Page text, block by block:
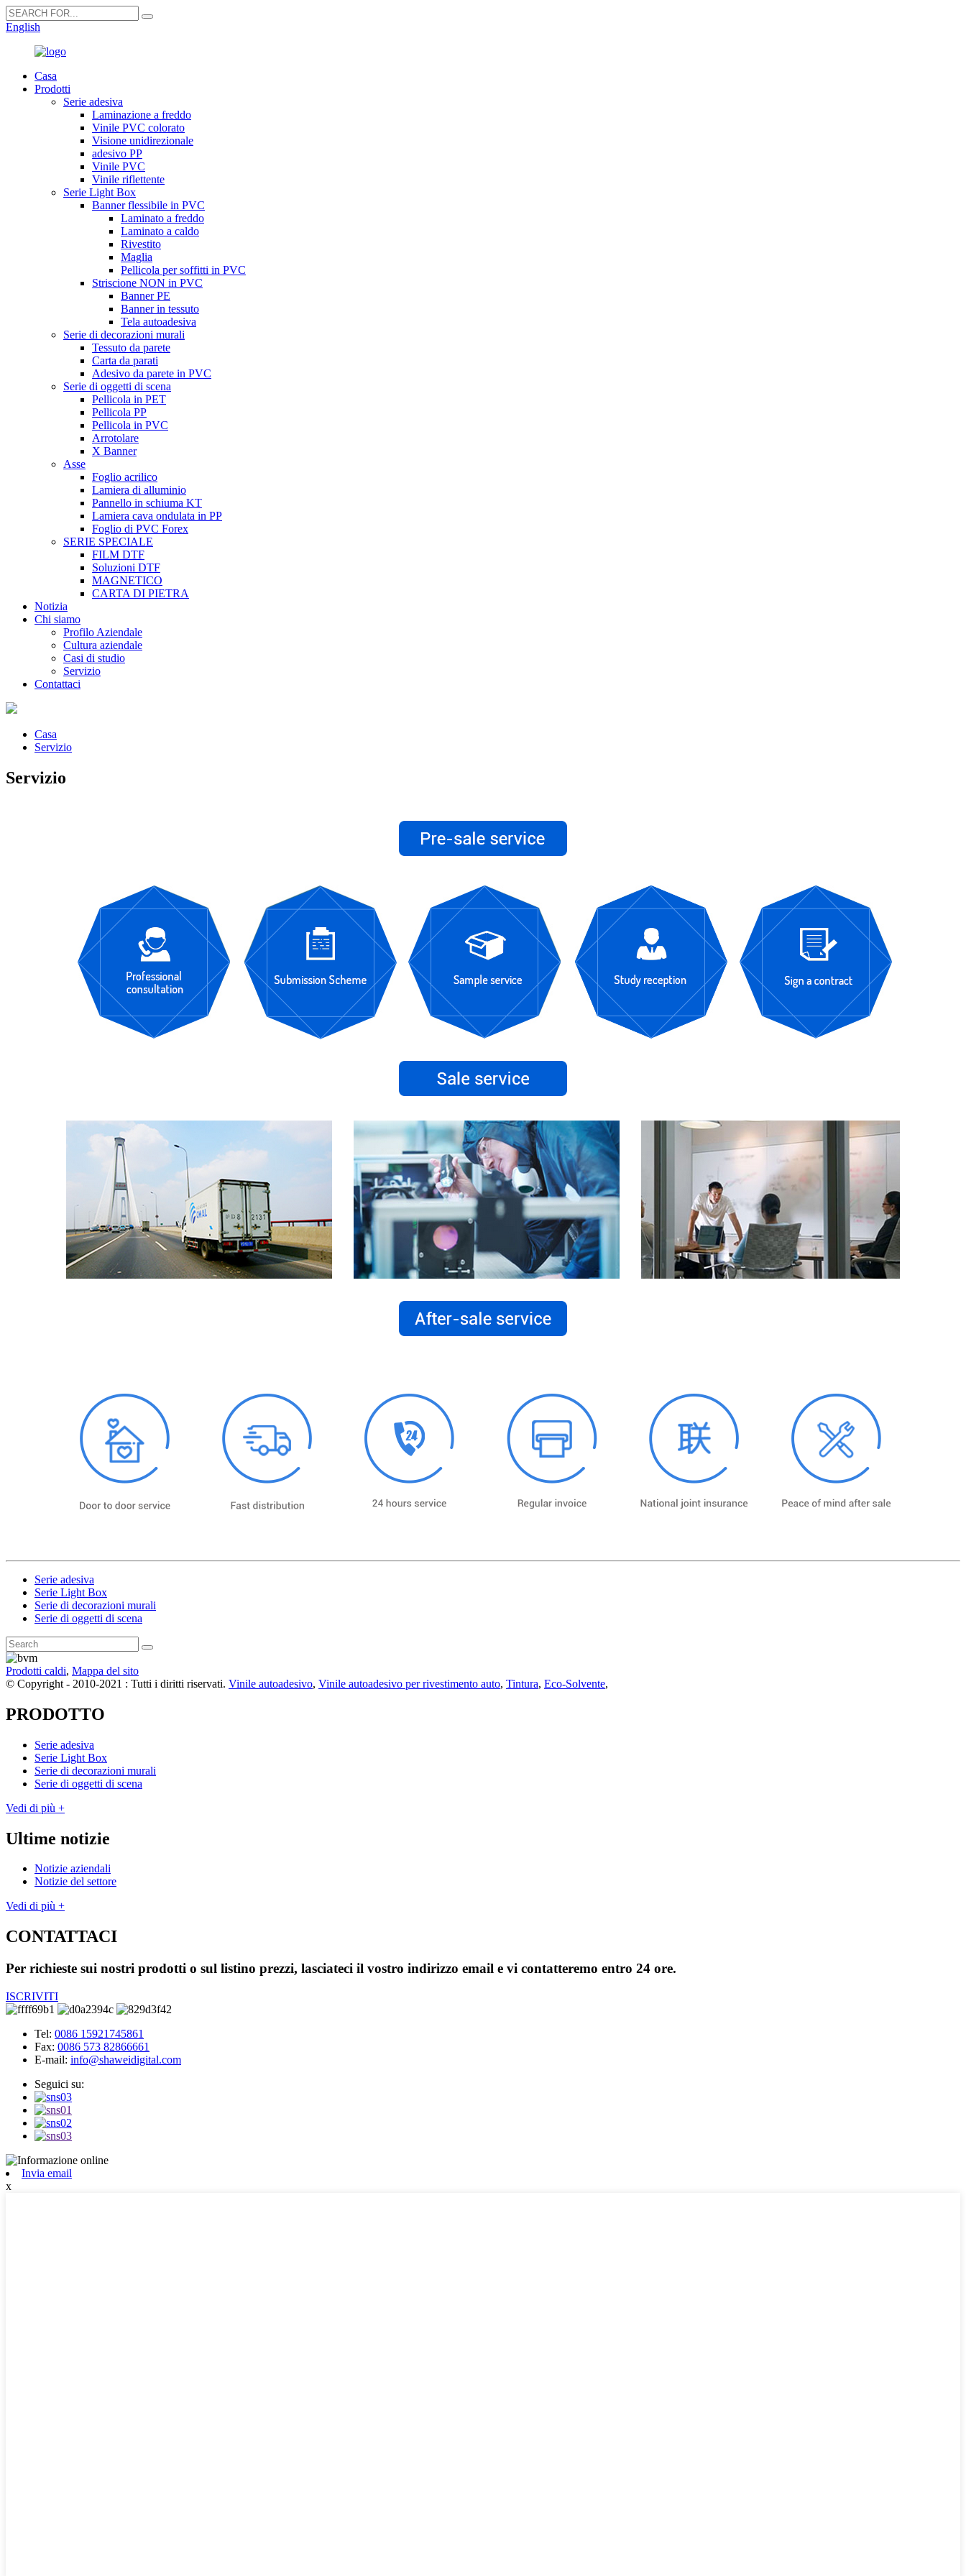
English
Casa
Prodotti
Serie adesiva
Laminazione a freddo
Vinile PVC colorato
Visione unidirezionale
adesivo PP
Vinile PVC
Vinile riflettente
Serie Light Box
Banner flessibile in PVC
Laminato a freddo
Laminato a caldo
Rivestito
Maglia
Pellicola per soffitti in PVC
Striscione NON in PVC
Banner PE
Banner in tessuto
Tela autoadesiva
Serie di decorazioni murali
Tessuto da parete
Carta da parati
Adesivo da parete in PVC
Serie di oggetti di scena
Pellicola in PET
Pellicola PP
Pellicola in PVC
Arrotolare
X Banner
Asse
Foglio acrilico
Lamiera di alluminio
Pannello in schiuma KT
Lamiera cava ondulata in PP
Foglio di PVC Forex
SERIE SPECIALE
FILM DTF
Soluzioni DTF
MAGNETICO
CARTA DI PIETRA
Notizia
Chi siamo
Profilo Aziendale
Cultura aziendale
Casi di studio
Servizio
Contattaci
Casa
Servizio
Servizio
Serie adesiva
Serie Light Box
Serie di decorazioni murali
Serie di oggetti di scena
Prodotti caldi, Mappa del sito
© Copyright - 2010-2021 : Tutti i diritti riservati. Vinile autoadesivo, Vinile autoadesivo per rivestimento auto, Tintura, Eco-Solvente,
PRODOTTO
Serie adesiva
Serie Light Box
Serie di decorazioni murali
Serie di oggetti di scena
Vedi di più +
Ultime notizie
Notizie aziendali
Notizie del settore
Vedi di più +
CONTATTACI
Per richieste sui nostri prodotti o sul listino prezzi, lasciateci il vostro indirizzo email e vi contatteremo entro 24 ore.
ISCRIVITI
Tel: 0086 15921745861
Fax: 0086 573 82866661
E-mail: info@shaweidigital.com
Seguici su:
Invia email
x